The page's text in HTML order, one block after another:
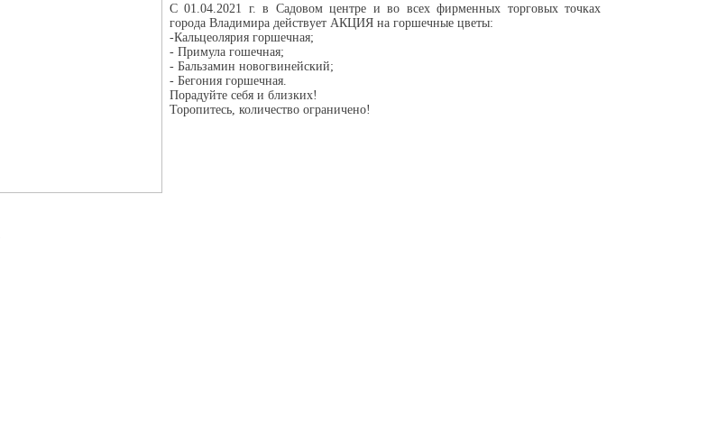
С 01.04.2021 г. в Садовом центре и во всех фирменных торговых точках
города Владимира действует АКЦИЯ на горшечные цветы:
-Кальцеолярия горшечная;
- Примула гошечная;
- Бальзамин новогвинейский;
- Бегония горшечная.
Порадуйте себя и близких!
Торопитесь, количество ограничено!